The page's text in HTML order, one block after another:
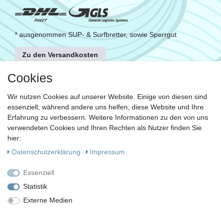
* ausgenommen SUP- & Surfbretter, sowie Sperrgut
Zu den Versandkosten
FOLGE UNS
KONTAKT
Fragen?
Ruf uns an, mein Team und ich helfen Dir gerne.
oder
Schreib uns eine E-Mail
Cookies
Wir nutzen Cookies auf unserer Website. Einige von diesen sind
essenziell, während andere uns helfen, diese Website und Ihre
Erfahrung zu verbessern. Weitere Informationen zu den von uns
verwendeten Cookies und Ihren Rechten als Nutzer finden Sie
hier:
Daten­schutz­erklärung
Impressum
Essenziell
Statistik
Externe Medien